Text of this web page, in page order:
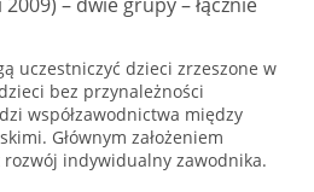
uczestniczyć dzieci zrzeszone w
bez przynależności
współzawodnictwa między
Głównym założeniem
indywidualny zawodnika.